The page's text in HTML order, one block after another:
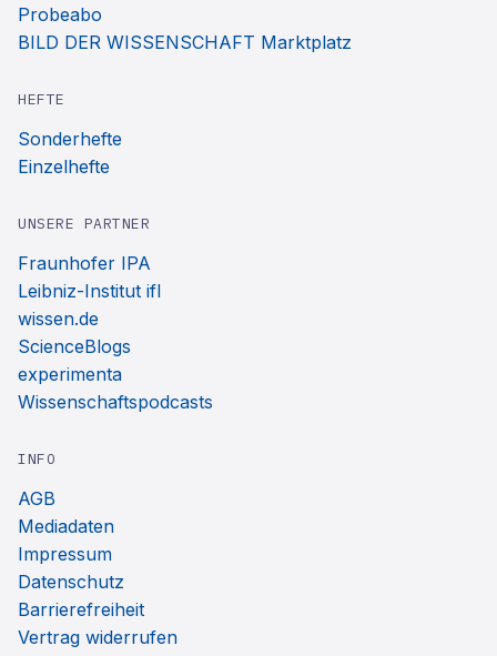
Probeabo
BILD DER WISSENSCHAFT Marktplatz
HEFTE
Sonderhefte
Einzelhefte
UNSERE PARTNER
Fraunhofer IPA
Leibniz-Institut ifl
wissen.de
ScienceBlogs
experimenta
Wissenschaftspodcasts
INFO
AGB
Mediadaten
Impressum
Datenschutz
Barrierefreiheit
Vertrag widerrufen